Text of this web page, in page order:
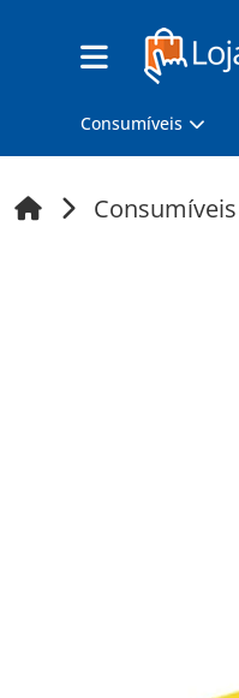
Consumíveis
Consumíveis